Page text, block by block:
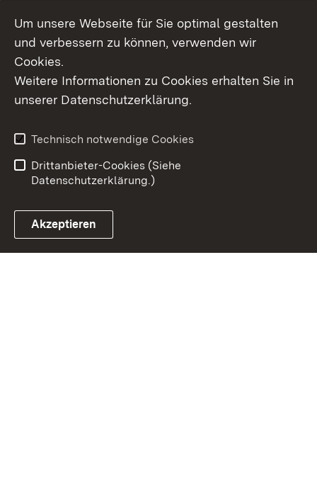
Erklärung zur
Benutzungshinweise
Um unsere Webseite für Sie optimal gestalten
und verbessern zu können, verwenden wir
Cookies.
Weitere Informationen zu Cookies erhalten Sie in
unserer Datenschutzerklärung.
Technisch notwendige Cookies
Drittanbieter-Cookies (Siehe
Datenschutzerklärung.)
Akzeptieren